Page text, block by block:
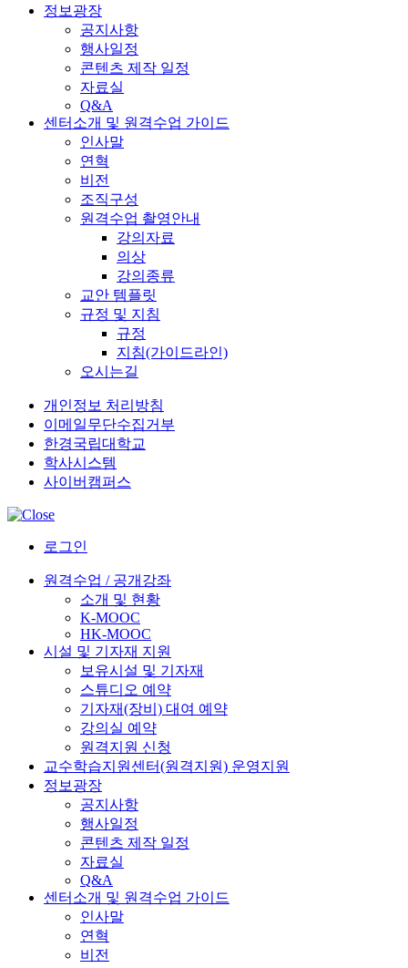
정보광장
공지사항
행사일정
콘텐츠 제작 일정
자료실
Q&A
센터소개 및 원격수업 가이드
인사말
연혁
비전
조직구성
원격수업 촬영안내
강의자료
의상
강의종류
교안 템플릿
규정 및 지침
규정
지침(가이드라인)
오시는길
개인정보 처리방침
이메일무단수집거부
한경국립대학교
학사시스템
사이버캠퍼스
로그인
원격수업 / 공개강좌
소개 및 현황
K-MOOC
HK-MOOC
시설 및 기자재 지원
보유시설 및 기자재
스튜디오 예약
기자재(장비) 대여 예약
강의실 예약
원격지원 신청
교수학습지원센터(원격지원) 운영지원
정보광장
공지사항
행사일정
콘텐츠 제작 일정
자료실
Q&A
센터소개 및 원격수업 가이드
인사말
연혁
비전